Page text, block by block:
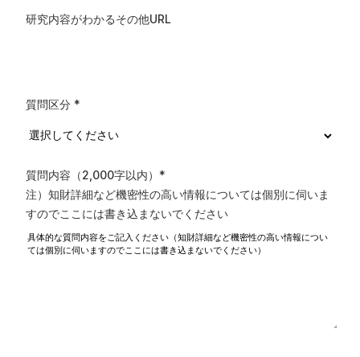
研究内容がわかるその他URL
質問区分 *
質問内容（2,000字以内） *
注）知財詳細など機密性の高い情報については個別に伺いま
すのでここには書き込まないでください